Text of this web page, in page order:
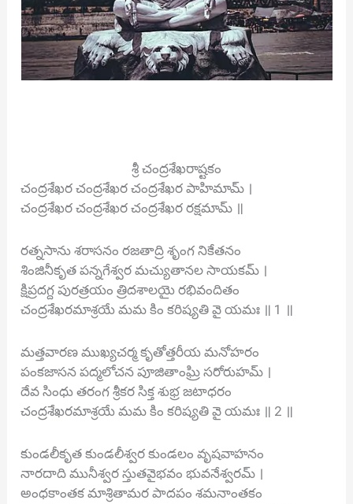
శ్రీ చంద్రశేఖరాష్టకం
చంద్రశేఖర చంద్రశేఖర చంద్రశేఖర పాహిమామ్ ।
చంద్రశేఖర చంద్రశేఖర చంద్రశేఖర రక్షమామ్ ॥
రత్నసాను శరాసనం రజతాద్రి శృంగ నికేతనం
శింజినీకృత పన్నగేశ్వర మచ్యుతానల సాయకమ్ ।
క్షిప్రదగ్ద పురత్రయం త్రిదశాలయై రభివందితం
చంద్రశేఖరమాశ్రయే మమ కిం కరిష్యతి వై యమః ॥ 1 ॥
మత్తవారణ ముఖ్యచర్మ కృతోత్తరీయ మనోహరం
పంకజాసన పద్మలోచన పూజితాంఘ్రి సరోరుహమ్ ।
దేవ సింధు తరంగ శ్రీకర సిక్త శుభ్ర జటాధరం
చంద్రశేఖరమాశ్రయే మమ కిం కరిష్యతి వై యమః ॥ 2 ॥
కుండలీకృత కుండలీశ్వర కుండలం వృషవాహనం
నారదాది మునీశ్వర స్తుతవైభవం భువనేశ్వరమ్ ।
అంధకాంతక మాశ్రితామర పాదపం శమనాంతకం